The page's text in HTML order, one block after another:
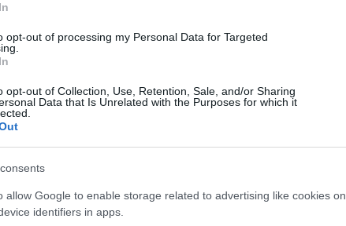
opt-out of processing my Personal Data for Targeted
opt-out of Collection, Use, Retention, Sale, and/or Sharing
Data that Is Unrelated with the Purposes for which it
allow Google to enable storage related to advertising like cookies on
identifiers in apps.
θα καθοριστούν οι θέσεις στάθμευσης
οριστεί να γίνουν αναβλήθηκαν λόγω
Δήμαρχο (28/1, 16/6, 23/6, 27/7/2020), αλλά
Τεχνικές Υπηρεσίες. Το Δ.Τ. των Τεχνικών
ως υπόβαθρο για εκπόνηση κυκλοφοριακής
και είναι αναγκαία. Ο προβληματισμός των
έχει την ίδια τύχη με τις μελέτες του